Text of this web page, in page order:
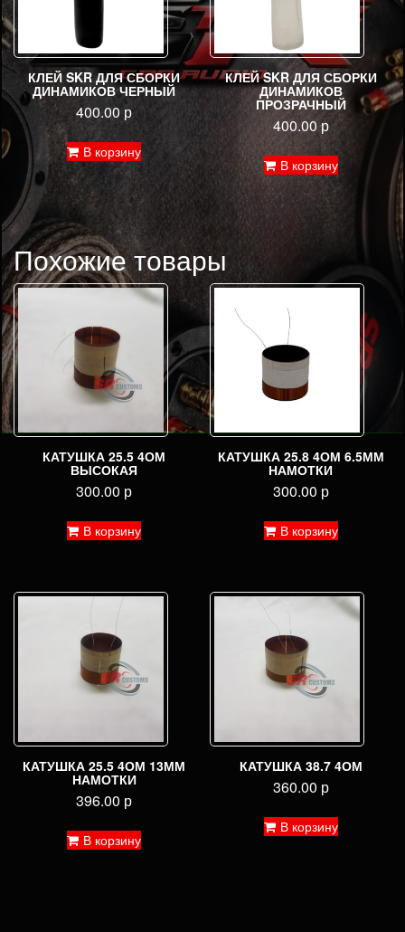
КЛЕЙ SKR ДЛЯ СБОРКИ
ДИНАМИКОВ ЧЕРНЫЙ
400.00 р
В корзину
КЛЕЙ SKR ДЛЯ СБОРКИ
ДИНАМИКОВ
ПРОЗРАЧНЫЙ
400.00р
В корзину
Похожие товары
КАТУШКА 25.5 4ОМ
ВЫСОКАЯ
300.00 р
В корзину
КАТУШКА 25.8 4ОМ 6.5ММ
НАМОТКИ
300.00 р
В корзину
КАТУШКА 25.5 4ОМ 13ММ
НАМОТКИ
396.00 р
В корзину
КАТУШКА 38.7 4ОМ
360.00 р
В корзину